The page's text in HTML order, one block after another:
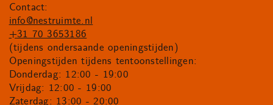
Contact:
info@nestruimte.nl
+31 70 3653186
(tijdens ondersaande openingstijden)
Openingstijden tijdens tentoonstellingen:
Donderdag: 12:00 - 19:00
Vrijdag: 12:00 - 19:00
Zaterdag: 13:00 - 20:00